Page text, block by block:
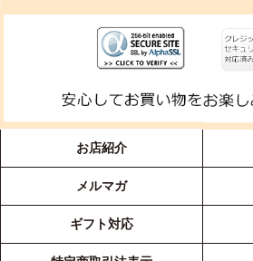
お店紹介
メルマガ
ギフト対応